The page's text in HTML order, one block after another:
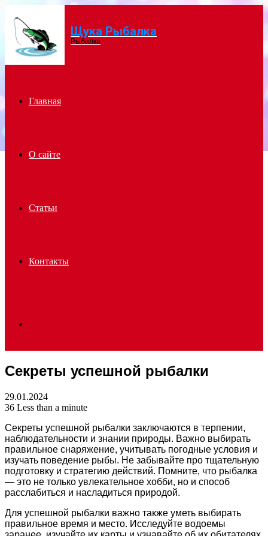
Menu Щука Рыбалка
Рыбалка
Главная
О сайте
Статьи
Контакты
for
Секреты успешной рыбалки
29.01.2024
36 Less than a minute
Секреты успешной рыбалки заключаются в терпении,
наблюдательности и знании природы. Важно выбирать
правильное снаряжение, учитывать погодные условия и
изучать поведение рыбы. Не забывайте про тщательную
подготовку и стратегию действий. Помните, что рыбалка
— это не только увлекательное хобби, но и способ
расслабиться и насладиться природой.
Для успешной рыбалки важно также уметь выбирать
правильное время и место. Исследуйте водоемы